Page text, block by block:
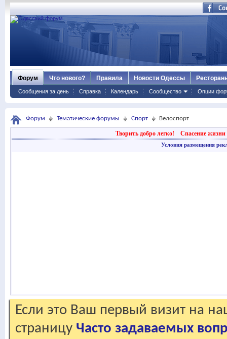
Форум
Сообщения за день Справка Календарь Сообщество Опции
Что нового? Правила Новости Одессы
Форум Тематические форумы Спорт Велоспорт
Творить добро легко! Спасение жизни
Условия размещения
Если это Ваш первый визит на
страницу Часто задаваемых